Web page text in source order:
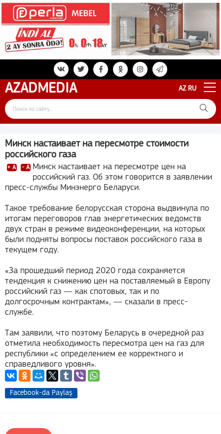
AZADMEDIA AZ RU
Минск настаивает на пересмотре стоимости
российского газа
+ A - A Минск настаивает на пересмотре цен на
российский газ. Об этом говорится в заявлении
пресс-службы Минэнерго Беларуси.
Такое требование белорусская сторона выдвинула по
итогам переговоров глав энергетических ведомств
двух стран в режиме видеоконференции, на которых
были подняты вопросы поставок российского газа в
текущем году.
«За прошедший период 2020 года сохраняется
тенденция к снижению цен на поставляемый в Европу
российский газ — как спотовых, так и по
долгосрочным контрактам», — сказали в пресс-
службе.
Там заявили, что поэтому Беларусь в очередной раз
отметила необходимость пересмотра цен на газ для
республики «с определением ее корректного и
справедливого уровня».
Facebook-da Paylaş